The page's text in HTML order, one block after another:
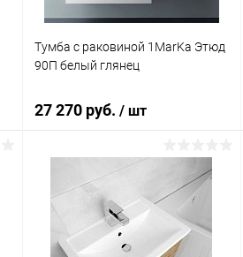
Тумба с раковиной 1MarKa Этюд
90П белый глянец
27 270 руб. / шт
В корзину
Купить в 1 клик Сравнение